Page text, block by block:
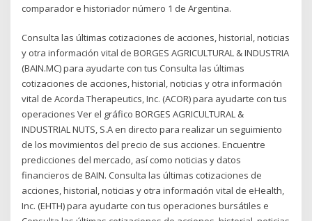
comparador e historiador número 1 de Argentina.
Consulta las últimas cotizaciones de acciones, historial, noticias
y otra información vital de BORGES AGRICULTURAL & INDUSTRIA
(BAIN.MC) para ayudarte con tus Consulta las últimas
cotizaciones de acciones, historial, noticias y otra información
vital de Acorda Therapeutics, Inc. (ACOR) para ayudarte con tus
operaciones Ver el gráfico BORGES AGRICULTURAL &
INDUSTRIAL NUTS, S.A en directo para realizar un seguimiento
de los movimientos del precio de sus acciones. Encuentre
predicciones del mercado, así como noticias y datos
financieros de BAIN. Consulta las últimas cotizaciones de
acciones, historial, noticias y otra información vital de eHealth,
Inc. (EHTH) para ayudarte con tus operaciones bursátiles e